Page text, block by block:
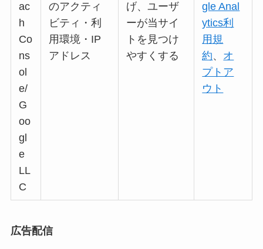
ac
h
Co
ns
ol
e/
G
oo
gl
e
LL
C
のアクティ
ビティ・利
用環境・IP
アドレス
げ、ユーザ
ーが当サイ
トを見つけ
やすくする
gle Anal
ytics利
用規
約、 オ
プトア
ウト
広告配信